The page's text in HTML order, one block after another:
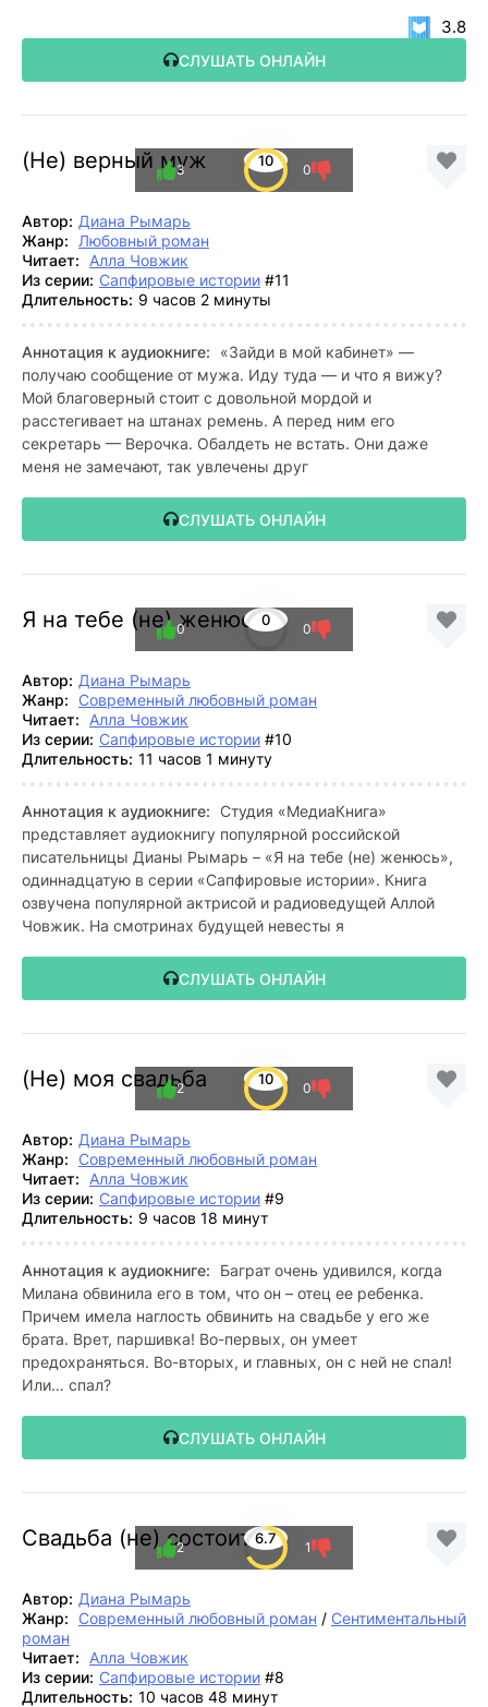
СЛУШАТЬ ОНЛАЙН
3.8
(Не) верный муж 10
3 0
Автор: Диана Рымарь
Жанр:
Любовный роман
Читает:
Алла Човжик
Из серии: Сапфировые истории #11
Длительность: 9 часов 2 минуты
Аннотация к аудиокниге:
«Зайди в мой кабинет» —
получаю сообщение от мужа. Иду туда — и что я вижу?
Мой благоверный стоит с довольной мордой и
расстегивает на штанах ремень. А перед ним его
секретарь — Верочка. Обалдеть не встать. Они даже
меня не замечают, так увлечены друг
СЛУШАТЬ ОНЛАЙН
Я на тебе (не) женюсь0
0 0
Автор: Диана Рымарь
Жанр: Современный любовный роман
Читает:
Алла Човжик
Из серии: Сапфировые истории #10
Длительность: 11 часов 1 минуту
Аннотация к аудиокниге: Студия «МедиаКнига»
представляет аудиокнигу популярной российской
писательницы Дианы Рымарь – «Я на тебе (не) женюсь»,
одиннадцатую в серии «Сапфировые истории». Книга
озвучена популярной актрисой и радиоведущей Аллой
Човжик. На смотринах будущей невесты я
СЛУШАТЬ ОНЛАЙН
(Не) моя свадьба 10
2 0
Автор: Диана Рымарь
Жанр: Современный любовный роман
Читает:
Алла Човжик
Из серии: Сапфировые истории #9
Длительность: 9 часов 18 минут
Аннотация к аудиокниге:
Баграт очень удивился, когда
Милана обвинила его в том, что он – отец ее ребенка.
Причем имела наглость обвинить на свадьбе у его же
брата. Врет, паршивка! Во-первых, он умеет
предохраняться. Во-вторых, и главных, он с ней не спал!
Или… спал?
СЛУШАТЬ ОНЛАЙН
Свадьба (не) состоится
6.7
2 1
Автор: Диана Рымарь
Жанр: Современный любовный роман / Сентиментальный
роман
Читает:
Алла Човжик
Из серии: Сапфировые истории #8
Длительность: 10 часов 48 минут